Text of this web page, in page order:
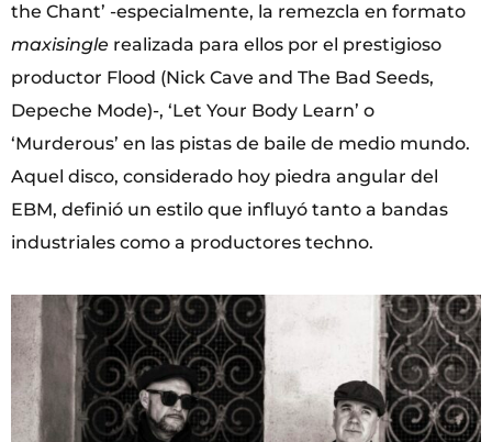
the Chant’ -especialmente, la remezcla en formato
maxisingle realizada para ellos por el prestigioso
productor Flood (Nick Cave and The Bad Seeds,
Depeche Mode)-, ‘Let Your Body Learn’ o
‘Murderous’ en las pistas de baile de medio mundo.
Aquel disco, considerado hoy piedra angular del
EBM, definió un estilo que influyó tanto a bandas
industriales como a productores techno.